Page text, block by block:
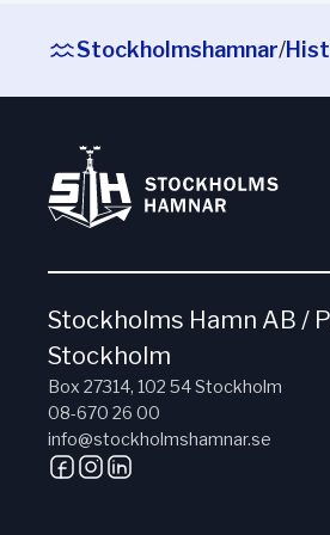
Stockholmshamnar/
Stockholms Hamn AB /
Stockholm
Box 27314, 102 54 Stockholm
08-670 26 00
info@stockholmshamnar.se